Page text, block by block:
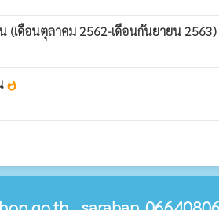
(เดือนตุลาคม 2562-เดือนกันยายน 2563)
whatshot